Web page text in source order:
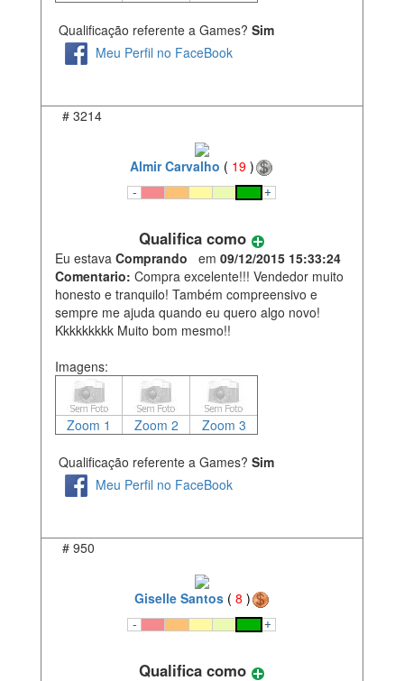
Qualificação referente a Games? Sim
Meu Perfil no FaceBook
# 3214
Almir Carvalho ( 19 )
Qualifica como
Eu estava Comprando em 09/12/2015 15:33:24
Comentario: Compra excelente!!! Vendedor muito
honesto e tranquilo! Também compreensivo e
sempre me ajuda quando eu quero algo novo!
Kkkkkkkkk Muito bom mesmo!!
Imagens:
Zoom 1 Zoom 2 Zoom 3
Qualificação referente a Games? Sim
Meu Perfil no FaceBook
# 950
Giselle Santos ( 8 )
Qualifica como